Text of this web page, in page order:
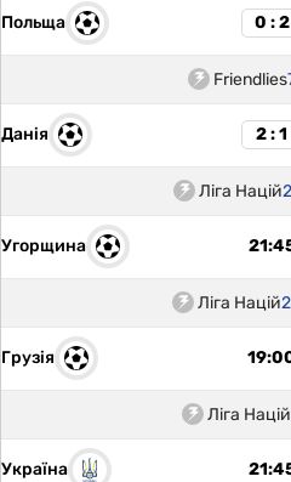
Польща 0 : 2
Friendlies
Данія 2 : 1
Ліга Націй
Угорщина
Ліга Націй
Грузія
Ліга Націй
Україна